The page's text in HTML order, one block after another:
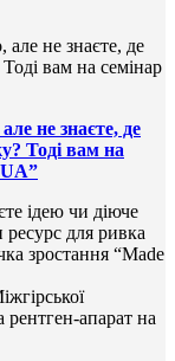
не знаєте, де
Тоді вам на
ідею чи діюче
ресурс для ривка
зростання “Made